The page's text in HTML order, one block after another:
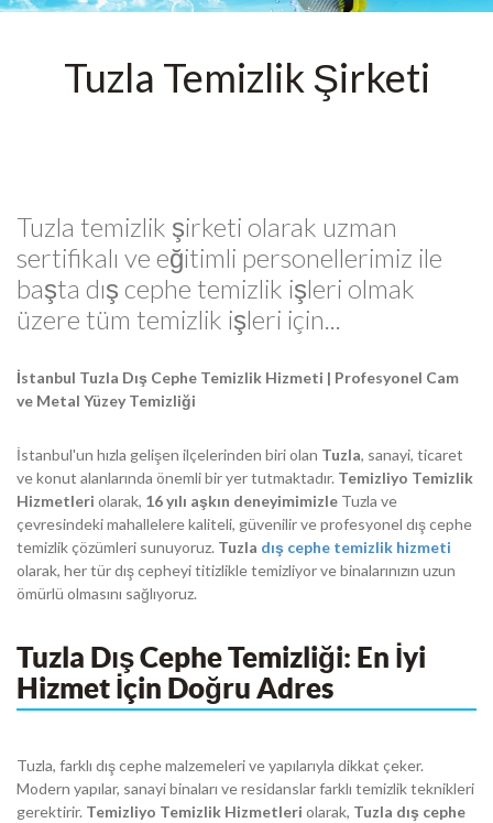
Tuzla Temizlik Şirketi
Tuzla temizlik şirketi olarak uzman
sertifikalı ve eğitimli personellerimiz ile
başta dış cephe temizlik işleri olmak
üzere tüm temizlik işleri için...
İstanbul Tuzla Dış Cephe Temizlik Hizmeti | Profesyonel Cam
ve Metal Yüzey Temizliği
İstanbul'un hızla gelişen ilçelerinden biri olan Tuzla, sanayi, ticaret
ve konut alanlarında önemli bir yer tutmaktadır. Temizliyo Temizlik
Hizmetleri olarak, 16 yılı aşkın deneyimimizle Tuzla ve
çevresindeki mahallelere kaliteli, güvenilir ve profesyonel dış cephe
temizlik çözümleri sunuyoruz. Tuzla dış cephe temizlik hizmeti
olarak, her tür dış cepheyi titizlikle temizliyor ve binalarınızın uzun
ömürlü olmasını sağlıyoruz.
Tuzla Dış Cephe Temizliği: En İyi
Hizmet İçin Doğru Adres
Tuzla, farklı dış cephe malzemeleri ve yapılarıyla dikkat çeker.
Modern yapılar, sanayi binaları ve residanslar farklı temizlik teknikleri
gerektirir. Temizliyo Temizlik Hizmetleri olarak, Tuzla dış cephe